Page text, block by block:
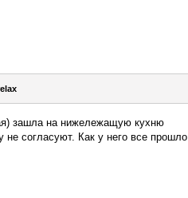
зашла на нижележащую кухню
согласуют. Как у него все прошло